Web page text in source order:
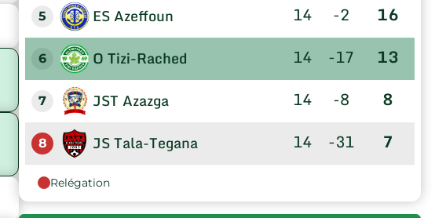
5 ES Azeffoun 14 -2 16
6 O Tizi-Rached 14 -17 13
7 JST Azazga 14 -8 8
8 JS Tala-Tegana 14 -31 7
Relégation